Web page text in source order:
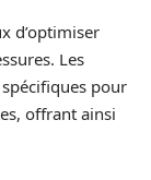
d’optimiser
Les
pour
offrant ainsi